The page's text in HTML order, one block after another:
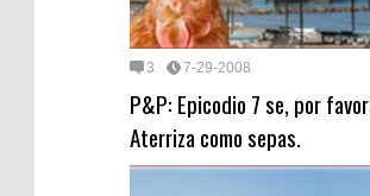
3 7-29-2008
P&P: Epicodio 7 se, por
Aterriza como sepas.